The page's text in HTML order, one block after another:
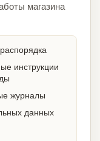
магазина
инструкции
журналы
данных